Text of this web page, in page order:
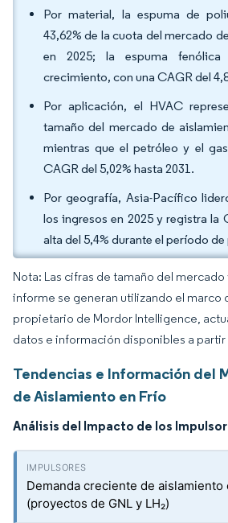
Por material, la espuma de
43,62% de la cuota del mercado
en 2025; la espuma
crecimiento, con una CAGR del
Por aplicación, el HVAC
tamaño del mercado de
mientras que el petróleo y el
CAGR del 5,02% hasta 2031.
Por geografía, Asia-Pacífico
los ingresos en 2025 y registra la
alta del 5,4% durante el período
Nota: Las cifras de tamaño del
informe se generan utilizando el marco
propietario de Mordor Intelligence,
datos e información disponibles a partir
Tendencias e Información del
de Aislamiento en Frío
Análisis del Impacto de los
Demanda creciente de
(proyectos de GNL y LH₂)